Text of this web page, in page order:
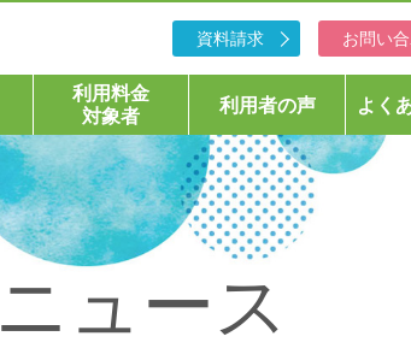
資料請求 お問い
利用料金
対象者
利用者の声 よく
ニュース